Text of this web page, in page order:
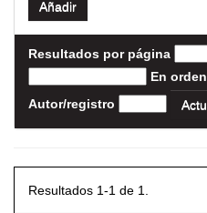
Resultados por página
En orden
Autor/registro
Resultados 1-1 de 1.